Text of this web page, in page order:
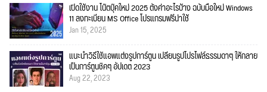
เปิดใช้งาน โน๊ตบุ๊คใหม่ 2025 ตั้งค่าอะไรบ้าง ฉบับมือใหม่ Windows
11 ลงทะเบียน MS Office โปรแกรมฟรีน่าใช้
Jan 15, 2025
แนะนำวิธีใช้แอพแต่งรูปการ์ตูน เปลี่ยนรูปโปรไฟล์ธรรมดาๆ ให้กลาย
เป็นการ์ตูนชิคๆ อัปเดต 2023
Aug 22, 2023